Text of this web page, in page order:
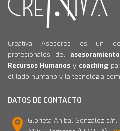
Creativa Asesores es un
profesionales del
Recursos Humanos y coaching
el lado humano y la tecnología
DATOS DE CONTACTO
Glorieta Aníbal González s/n.